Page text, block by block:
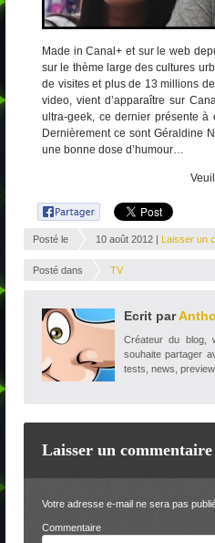
Made in Canal+ et sur le web
sur le thème large des cultures
de visites et plus de 13 millions
video, vient d’apparaître sur
ultra-geek, ce dernier présente
Dernièrement ce sont Géraldine
une bonne dose d’humour…
Posté le 10 août 2012 | Laisser un
Posté dans TV
Ecrit par
Créateur du blog,
souhaite partager
tests, news,
Laisser un commentaire
Votre adresse e-mail ne sera pas